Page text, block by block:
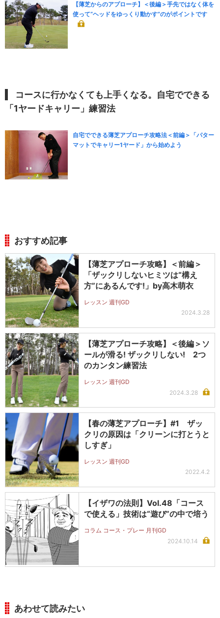
【薄芝からのアプローチ】＜後編＞手先ではなく体を
使って“ヘッドをゆっくり動かす”のがポイントです
コースに行かなくても上手くなる。自宅でできる
「1ヤードキャリー」練習法
自宅でできる薄芝アプローチ攻略法＜前編＞「パター
マットでキャリー1ヤード」から始めよう
おすすめ記事
【薄芝アプローチ攻略】＜前編＞
「ザックリしないヒミツは“構え
方”にあるんです!」by高木萌衣
レッスン 週刊GD
2024.3.28
【薄芝アプローチ攻略】＜後編＞ソ
ールが滑る! ザックリしない! 2つ
のカンタン練習法
レッスン 週刊GD
2024.3.28
【春の薄芝アプローチ】#1 ザッ
クリの原因は「クリーンに打とうと
しすぎ」
レッスン 週刊GD
2022.4.2
【イザワの法則】Vol.48「コース
で使える」技術は“遊び”の中で培う
コラム コース・プレー 月刊GD
2024.10.14
あわせて読みたい